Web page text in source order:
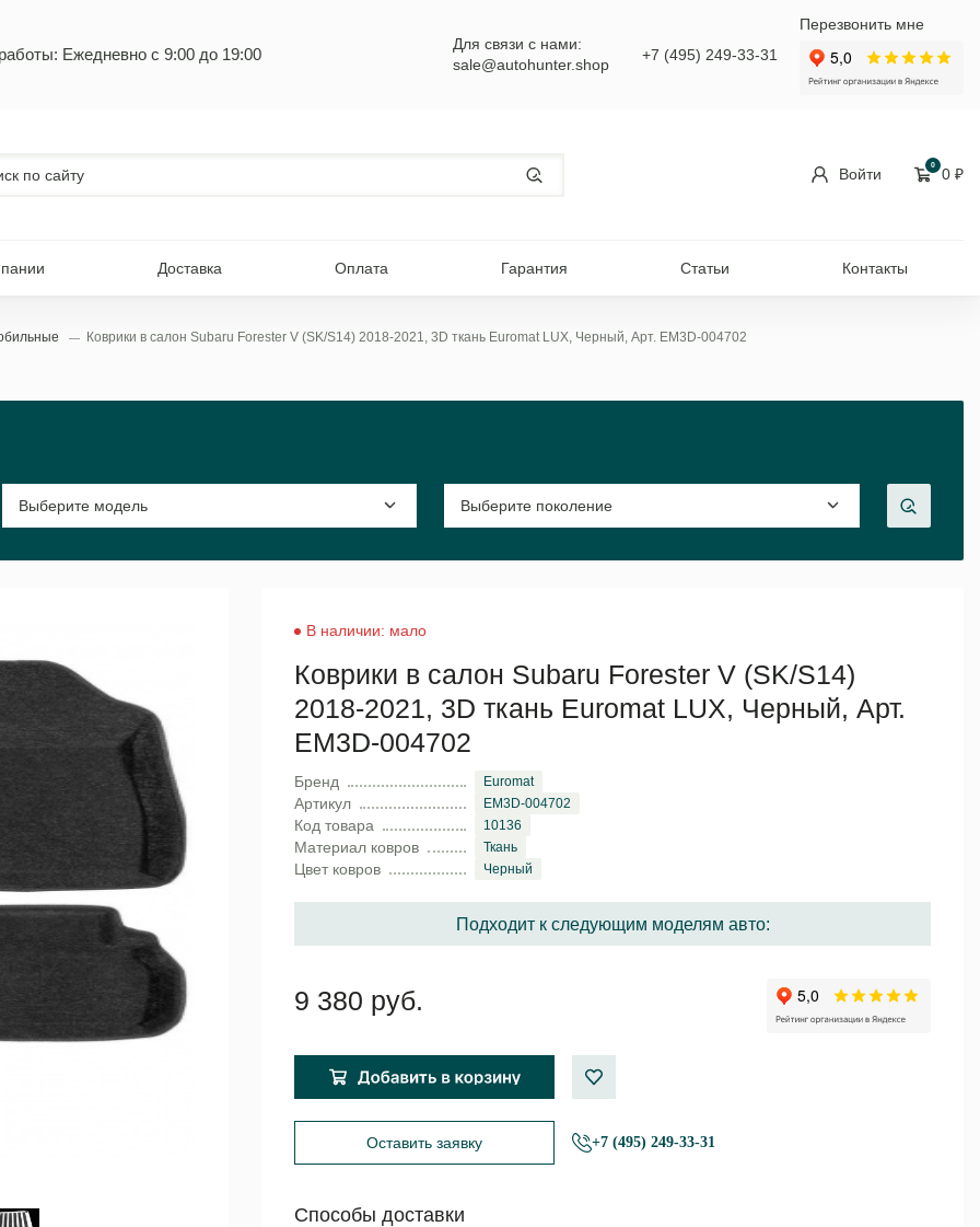
Ежедневно с 9:00 до 19:00
Для связи с нами:
sale@autohunter.shop
+7 (495) 249-33-31
Перезвонить мне
Войти
0
0 ₽
Доставка Оплата Гарантия Статьи Контакты
Коврики в салон Subaru Forester V (SK/S14) 2018-2021, 3D ткань Euromat LUX, Черный, Арт. EM3D-004702
В наличии: мало
Коврики в салон Subaru Forester V (SK/S14)
2018-2021, 3D ткань Euromat LUX, Черный, Арт.
EM3D-004702
Бренд Euromat
Артикул EM3D-004702
Код товара 10136
Материал ковров Ткань
Цвет ковров Черный
Подходит к следующим моделям авто:
9 380 руб.
Оставить заявку +7 (495) 249-33-31
Способы доставки